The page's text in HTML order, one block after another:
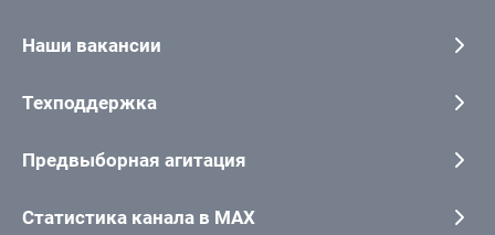
Наши вакансии
Техподдержка
Предвыборная агитация
Статистика канала в MAX